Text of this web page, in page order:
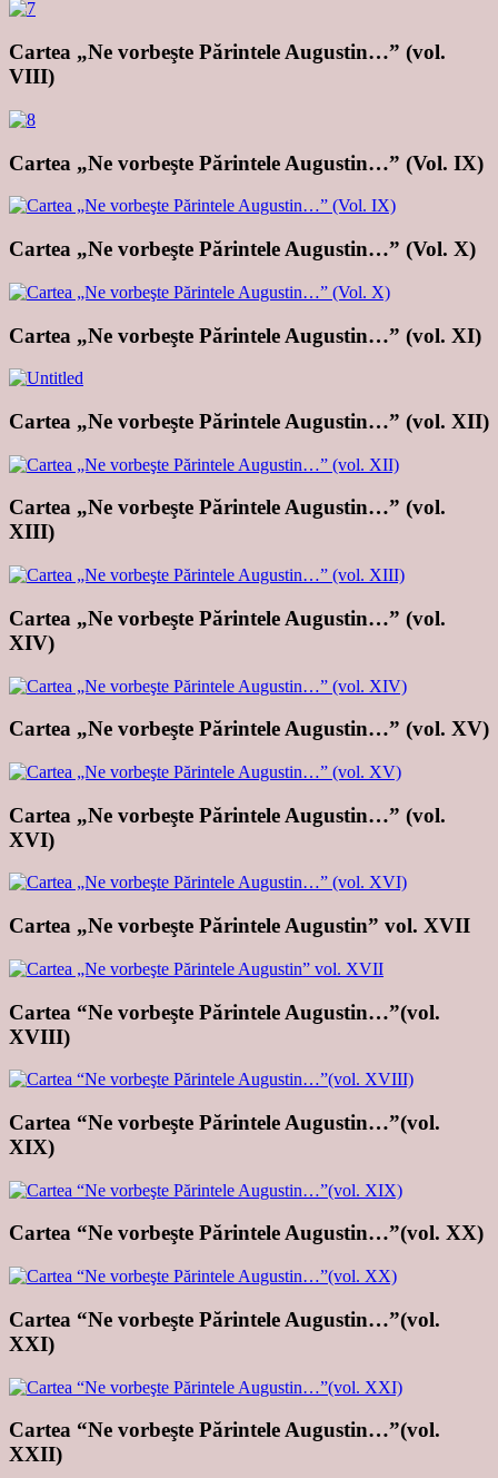
Cartea „Ne vorbeşte Părintele Augustin…” (vol.
VIII)
Cartea „Ne vorbeşte Părintele Augustin…” (Vol. IX)
Cartea „Ne vorbeşte Părintele Augustin…” (Vol. X)
Cartea „Ne vorbeşte Părintele Augustin…” (vol. XI)
Cartea „Ne vorbeşte Părintele Augustin…” (vol. XII)
Cartea „Ne vorbeşte Părintele Augustin…” (vol.
XIII)
Cartea „Ne vorbeşte Părintele Augustin…” (vol.
XIV)
Cartea „Ne vorbeşte Părintele Augustin…” (vol. XV)
Cartea „Ne vorbeşte Părintele Augustin…” (vol.
XVI)
Cartea „Ne vorbeşte Părintele Augustin” vol. XVII
Cartea “Ne vorbeşte Părintele Augustin…”(vol.
XVIII)
Cartea “Ne vorbeşte Părintele Augustin…”(vol.
XIX)
Cartea “Ne vorbeşte Părintele Augustin…”(vol. XX)
Cartea “Ne vorbeşte Părintele Augustin…”(vol.
XXI)
Cartea “Ne vorbeşte Părintele Augustin…”(vol.
XXII)